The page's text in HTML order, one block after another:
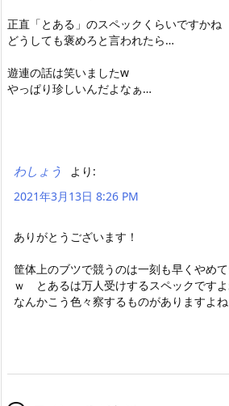
正直「とある」のスペックくらいですかね
どうしても褒めろと言われたら…
遊連の話は笑いましたw
やっぱり珍しいんだよなぁ…
わしょう
より:
2021年3月13日 8:26 PM
ありがとうございます！
筐体上のブツで競うのは一刻も早くやめ
ｗ とあるは万人受けするスペックです
なんかこう色々察するものがありますよ